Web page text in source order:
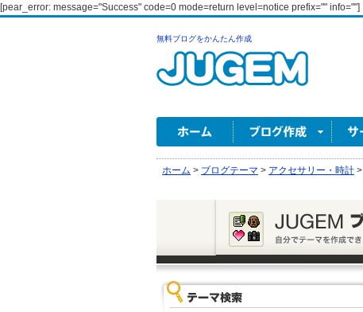
[pear_error: message="Success" code=0 mode=return level=notice prefix="" info=""]
無料ブログをかんたん作成
ホーム > ブログテーマ > アクセサリー・時計 >